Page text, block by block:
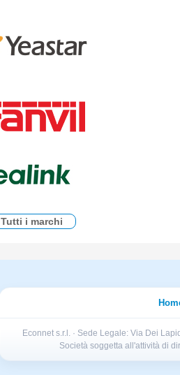
Tutti i marchi
Econnet s.r.l. · Sede Legale: Via Dei
Società soggetta all'attività di